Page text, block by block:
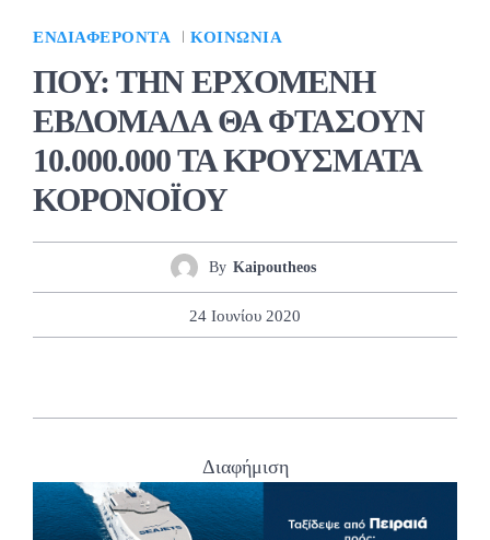
ΕΝΔΙΑΦΈΡΟΝΤΑ ΚΟΙΝΩΝΊΑ
ΠΟΥ: ΤΗΝ ΕΡΧΟΜΕΝΗ
ΕΒΔΟΜΑΔΑ ΘΑ ΦΤΑΣΟΥΝ
10.000.000 ΤΑ ΚΡΟΥΣΜΑΤΑ
ΚΟΡΟΝΟΪΟΥ
By Kaipoutheos
24 Ιουνίου 2020
Διαφήμιση